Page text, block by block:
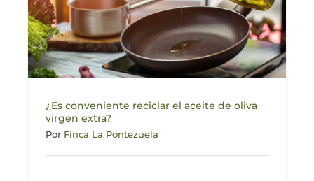
¿Es conveniente reciclar el aceite de oliva
virgen extra?
Por Finca La Pontezuela